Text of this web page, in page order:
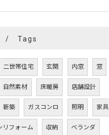
Tags
二世帯住宅 玄関 内窓 窓
自然素材 床暖房 店舗設計
新築 ガスコンロ 照明 家具
リフォーム 収納 ベランダ